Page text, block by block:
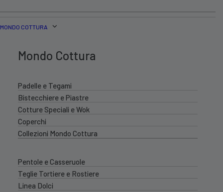
MONDO COTTURA
Mondo Cottura
Padelle e Tegami
Bistecchiere e Piastre
Cotture Speciali e Wok
Coperchi
Collezioni Mondo Cottura
Pentole e Casseruole
Teglie Tortiere e Rostiere
Linea Dolci